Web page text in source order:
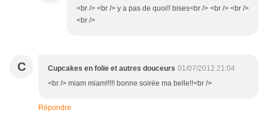
<br /> <br /> y a pas de quoi!! bises<br /> <br /> <br />
<br />
C Cupcakes en folie et autres douceurs 01/07/2012 21:04
<br /> miam miam!!!!! bonne soirée ma belle!!<br />
Répondre